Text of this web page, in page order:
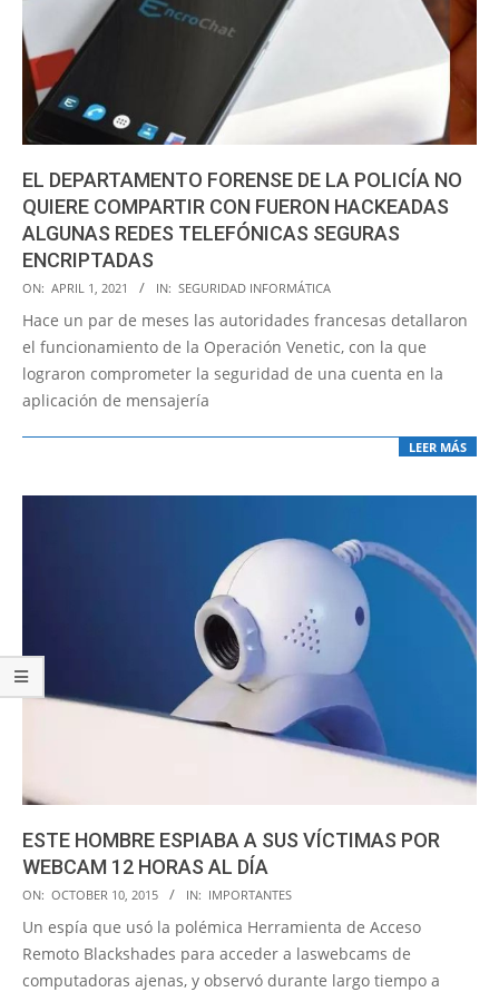
EL DEPARTAMENTO FORENSE DE LA POLICÍA NO
QUIERE COMPARTIR CON FUERON HACKEADAS
ALGUNAS REDES TELEFÓNICAS SEGURAS
ENCRIPTADAS
2021-
04-
01
ON: APRIL 1, 2021 IN: SEGURIDAD INFORMÁTICA
Hace un par de meses las autoridades francesas detallaron
el funcionamiento de la Operación Venetic, con la que
lograron comprometer la seguridad de una cuenta en la
aplicación de mensajería
LEER MÁS
ESTE HOMBRE ESPIABA A SUS VÍCTIMAS POR
WEBCAM 12 HORAS AL DÍA
2015-
10-
10
ON: OCTOBER 10, 2015 IN: IMPORTANTES
Un espía que usó la polémica Herramienta de Acceso
Remoto Blackshades para acceder a laswebcams de
computadoras ajenas, y observó durante largo tiempo a